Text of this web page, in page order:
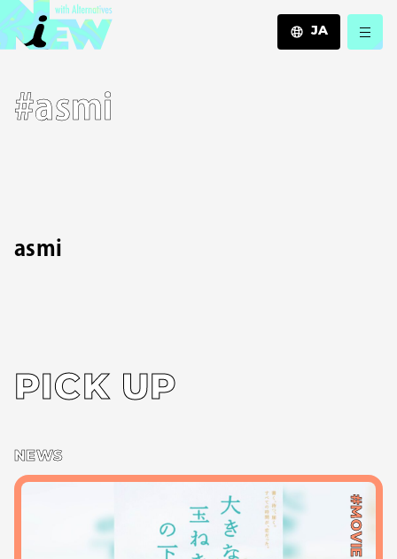
JA
#asmi
asmi
PICK UP
NEWS
#MOVIE